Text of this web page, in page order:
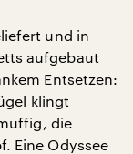
und in
aufgebaut
Entsetzen:
klingt
die
Eine Odyssee